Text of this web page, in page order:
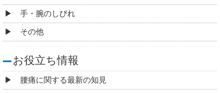
手・腕のしびれ
その他
お役立ち情報
腰痛に関する最新の知見